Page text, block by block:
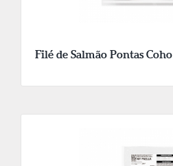
Filé de Salmão Pontas Coho